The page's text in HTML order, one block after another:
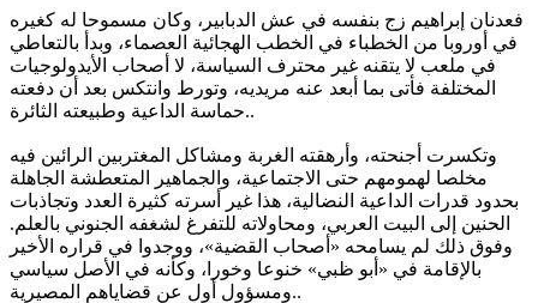
فعدنان إبراهيم زج بنفسه في عش الدبابير، وكان مسموحا له كغيره
في أوروبا من الخطباء في الخطب الهجائية العصماء، وبدأ بالتعاطي
في ملعب لا يتقنه غير محترف السياسة، لا أصحاب الأيدولوجيات
المختلفة فأتى بما أبعد عنه مريديه، وتورط وانتكس بعد أن دفعته
حماسة الداعية وطبيعته الثائرة..
وتكسرت أجنحته، وأرهقته الغربة ومشاكل المغتربين الرائين فيه
مخلصا لهمومهم حتى الاجتماعية، والجماهير المتعطشة الجاهلة
بحدود قدرات الداعية النضالية، هذا غير أسرته كثيرة العدد وتجاذبات
الحنين إلى البيت العربي، ومحاولاته للتفرغ لشغفه الجنوني بالعلم.
وفوق ذلك لم يسامحه «أصحاب القضية»، ووجدوا في قراره الأخير
بالإقامة في «أبو ظبي» خنوعا وخورا، وكأنه في الأصل سياسي
ومسؤول أول عن قضاياهم المصيرية..